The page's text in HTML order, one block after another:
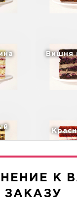
Вишня
К
ЗАКАЗУ